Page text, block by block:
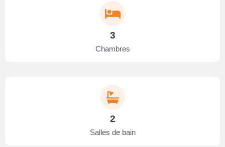
3
Chambres
2
Salles de bain